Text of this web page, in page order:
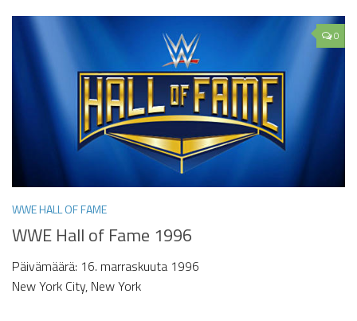
0
WWE HALL OF FAME
WWE Hall of Fame 1996
Päivämäärä: 16. marraskuuta 1996
New York City, New York